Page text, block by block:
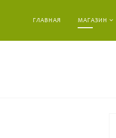
ГЛАВНАЯ МАГАЗИН